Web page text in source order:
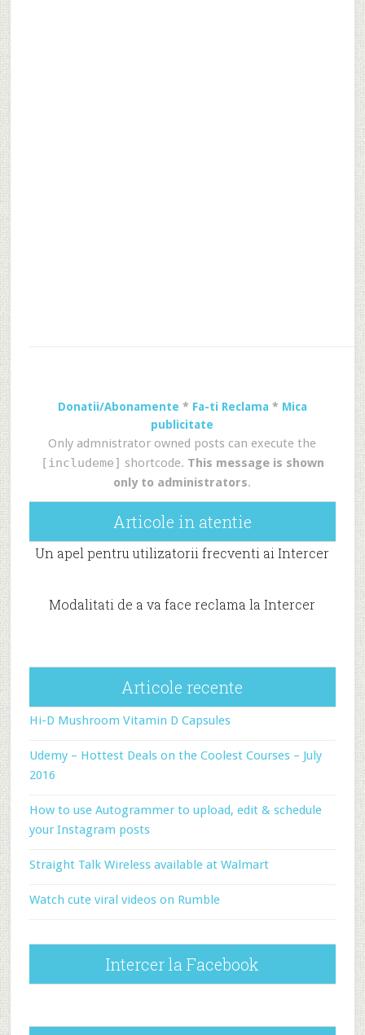
Donatii/Abonamente * Fa-ti Reclama * Mica
publicitate
Only admnistrator owned posts can execute the
[includeme] shortcode. This message is shown
only to administrators.
Articole in atentie
Un apel pentru utilizatorii frecventi ai Intercer
Modalitati de a va face reclama la Intercer
Articole recente
Hi-D Mushroom Vitamin D Capsules
Udemy – Hottest Deals on the Coolest Courses – July
2016
How to use Autogrammer to upload, edit & schedule
your Instagram posts
Straight Talk Wireless available at Walmart
Watch cute viral videos on Rumble
Intercer la Facebook